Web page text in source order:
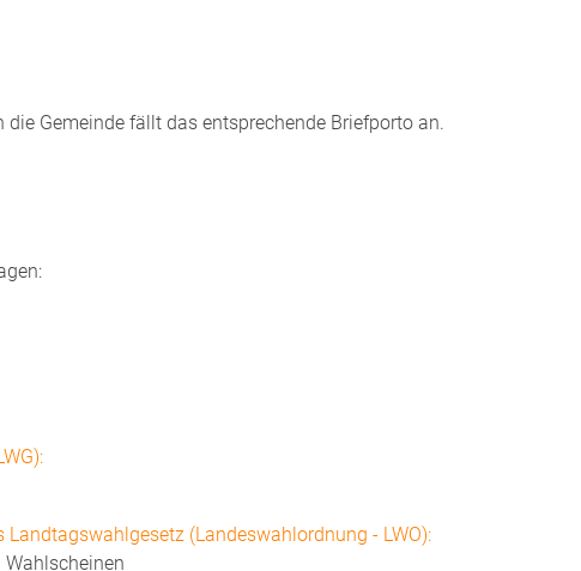
Gemeinde fällt das entsprechende Briefporto an.
(Landeswahlordnung - LWO):